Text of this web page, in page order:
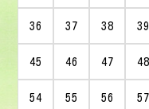
36 37 38 39
45 46 47 48
54 55 56 57